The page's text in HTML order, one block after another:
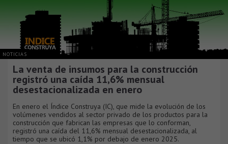
NOTICIAS
La venta de insumos para la construcción
registró una caída 11,6% mensual
desestacionalizada en enero
En enero el Índice Construya (IC), que mide la evolución de los
volúmenes vendidos al sector privado de los productos para la
construcción que fabrican las empresas que lo conforman,
registró una caída del 11,6% mensual desestacionalizada, al
tiempo que se ubicó 1,1% por debajo de enero 2025.